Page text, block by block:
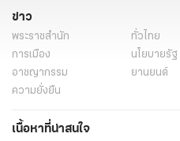
ข่าว
พระราชสำนัก ทั่วไทย
การเมือง
นโยบายรัฐ
อาชญากรรม
ยานยนต์
ความยั่งยืน
เนื้อหาที่น่าสนใจ